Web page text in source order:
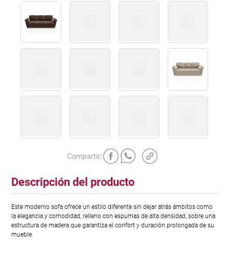
Descripción del producto
Este moderno sofa ofrece un estilo diferente sin dejar atrás ámbitos como
la elegancia y comodidad, relleno con espumas de alta densidad, sobre una
estructura de madera que garantiza el confort y duración prolongada de su
mueble.